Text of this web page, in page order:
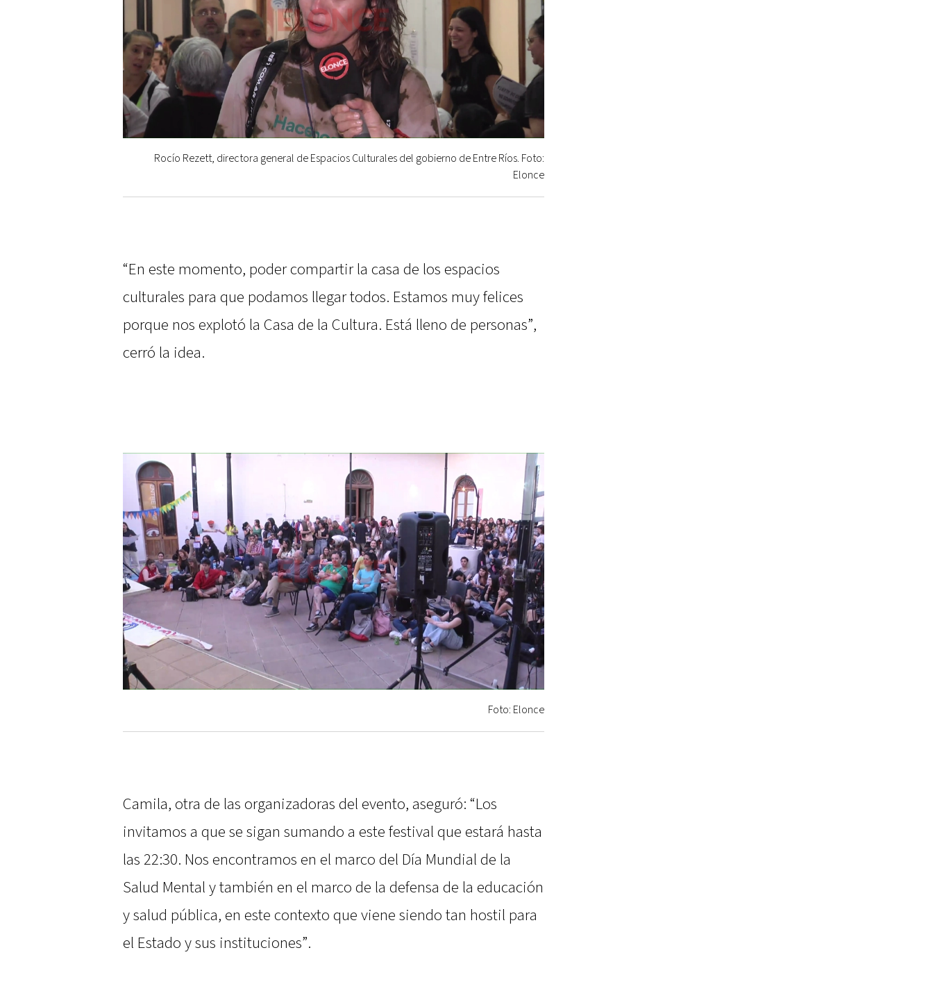
Rocío Rezett, directora general de Espacios Culturales del gobierno de Entre Ríos. Foto:
Elonce
“En este momento, poder compartir la casa de los espacios
culturales para que podamos llegar todos. Estamos muy felices
porque nos explotó la Casa de la Cultura. Está lleno de personas”,
cerró la idea.
Foto: Elonce
Camila, otra de las organizadoras del evento, aseguró: “Los
invitamos a que se sigan sumando a este festival que estará hasta
las 22:30. Nos encontramos en el marco del Día Mundial de la
Salud Mental y también en el marco de la defensa de la educación
y salud pública, en este contexto que viene siendo tan hostil para
el Estado y sus instituciones”.